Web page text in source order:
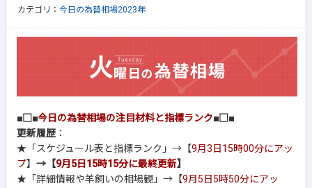
カテゴリ： 今日の為替相場2023年
■□■今日の為替相場の注目材料と指標ランク■□■
更新履歴 ：
★「スケジュール表と指標ランク」→【9月3日15時00分にアッ
プ】 →【9月5日15時15分に最終更新】
★「詳細情報や羊飼いの相場観」→【9月5日5時50分にアッ